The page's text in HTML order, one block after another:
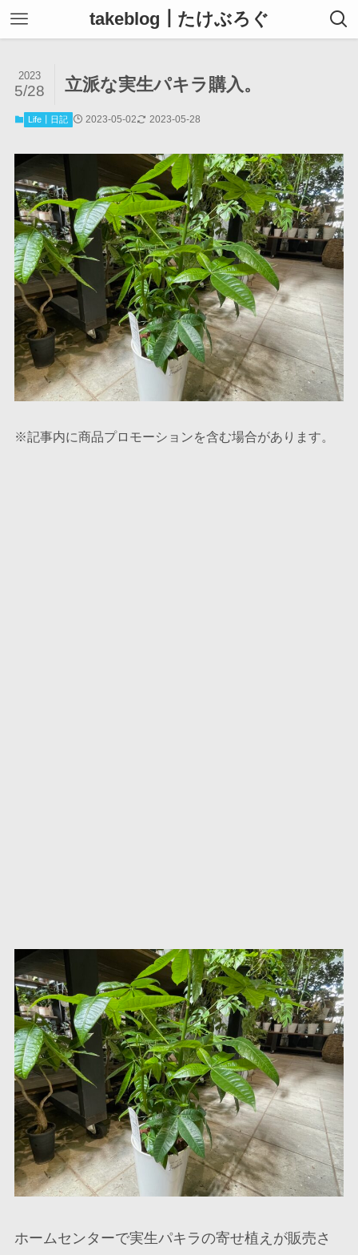
takeblog┃たけぶろぐ
立派な実生パキラ購入。
2023
5/28
Life┃日記 2023-05-02 2023-05-28
※記事内に商品プロモーションを含む場合があります。
ホームセンターで実生パキラの寄せ植えが販売さ